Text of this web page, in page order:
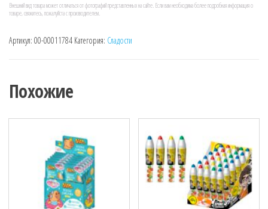
Внешний вид товара может отличаться от фотографий представленных на сайте. Если вам необходима более подробная информация о
товаре, свяжитесь, пожалуйста с производителем.
Артикул: 00-00011784 Категория: Сладости
Похожие